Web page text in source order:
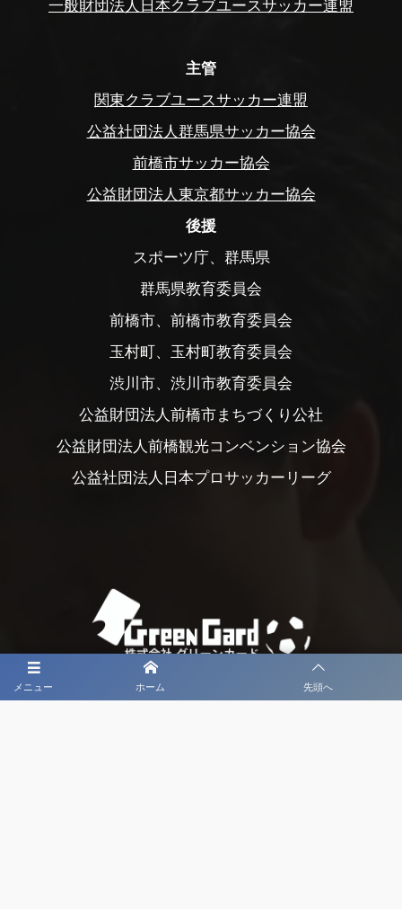
メニュー ホーム 先頭へ
一般財団法人日本クラブユースサッカー連盟
主管
関東クラブユースサッカー連盟
公益社団法人群馬県サッカー協会
前橋市サッカー協会
公益財団法人東京都サッカー協会
後援
スポーツ庁、群馬県
群馬県教育委員会
前橋市、前橋市教育委員会
玉村町、玉村町教育委員会
渋川市、渋川市教育委員会
公益財団法人前橋市まちづくり公社
公益財団法人前橋観光コンベンション協会
公益社団法人日本プロサッカーリーグ